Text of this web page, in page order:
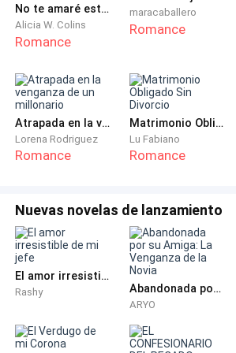
letra temblorosa, entregando mi
mi futuro a un hombre que ni
mirarme a la cara.
—Excelente —dijo Harrison,
con una eficiencia aterradora—. Un
usted a las seis de la mañana.
esencial. El señor Sterling prefiere
El asistente se marchó sin una
quedé allí, de pie en medio de la
que el mundo a mi alrededor se
miedo del hombre deforme que me
sombras de aquel ático; tenía miedo
sentía dentro de mí.
Esa noche, no pude dormir. Me
No te amaré esta vez.
Alicia W. Colins
Romance
maracaballero
Romance
Atrapada en la venganza de un millonario
Lorena Rodriguez
Romance
Matrimonio Obligado Sin Divorcio
Lu Fabiano
Romance
Nuevas novelas de lanzamiento
El amor irresistible de mi jefe
Rashy Abandonada por su Amiga: La Venganza de la Novia
ARYO